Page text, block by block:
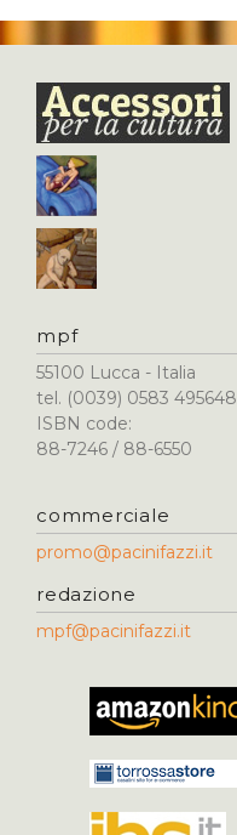
mpf
55100 Lucca - Italia
tel. (0039) 0583 495648
ISBN code:
88-7246 / 88-6550
commerciale
promo@pacinifazzi.it
redazione
mpf@pacinifazzi.it